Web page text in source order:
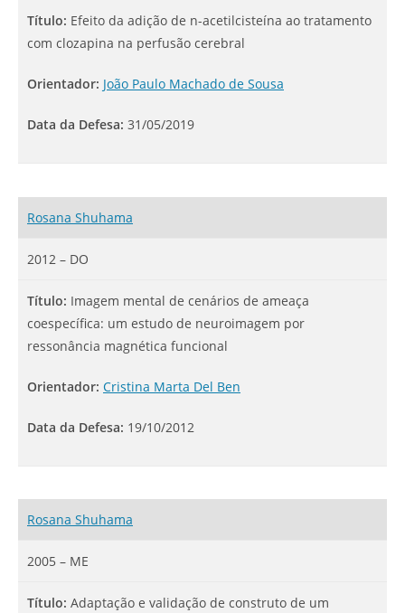
Título: Efeito da adição de n-acetilcisteína ao tratamento
com clozapina na perfusão cerebral
Orientador: João Paulo Machado de Sousa
Data da Defesa: 31/05/2019
Rosana Shuhama
2012 – DO
Título: Imagem mental de cenários de ameaça
coespecífica: um estudo de neuroimagem por
ressonância magnética funcional
Orientador: Cristina Marta Del Ben
Data da Defesa: 19/10/2012
Rosana Shuhama
2005 – ME
Título: Adaptação e validação de construto de um